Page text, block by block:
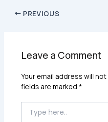
PREVIOUS
Leave a Comment
Your email address will
fields are marked *
here..